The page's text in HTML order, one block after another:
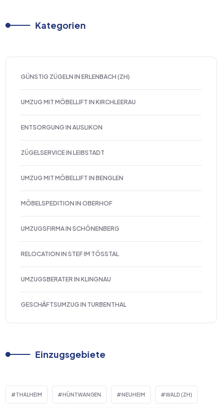
Kategorien
GÜNSTIG ZÜGELN IN ERLENBACH (ZH)
UMZUG MIT MÖBELLIFT IN KIRCHLEERAU
ENTSORGUNG IN AUSLIKON
ZÜGELSERVICE IN LEIBSTADT
UMZUG MIT MÖBELLIFT IN BENGLEN
MÖBELSPEDITION IN OBERHOF
UMZUGSFIRMA IN SCHÖNENBERG
RELOCATION IN STEF IM TÖSSTAL
UMZUGSBERATER IN KLINGNAU
GESCHÄFTSUMZUG IN TURBENTHAL
Einzugsgebiete
THALHEIM HÜNTWANGEN NEUHEIM WALD (ZH)